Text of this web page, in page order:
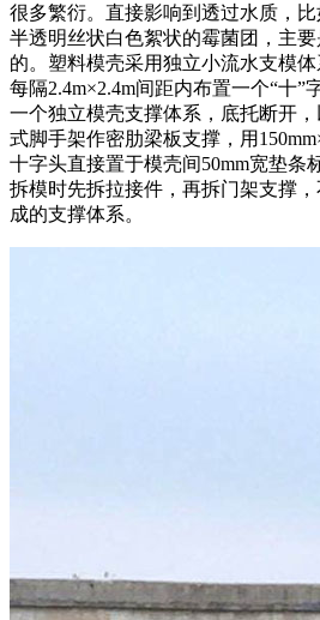
很多繁衍。直接影响到透过水质，
半透明丝状白色絮状的霉菌团，主
的。塑料模壳采用独立小流水支模体
每隔2.4m×2.4m间距内布置一个“十”
一个独立模壳支撑体系，底托断开
式脚手架作密肋梁板支撑，用
十字头直接置于模壳间50mm宽垫条
拆模时先拆拉接件，再拆门架支撑
成的支撑体系。